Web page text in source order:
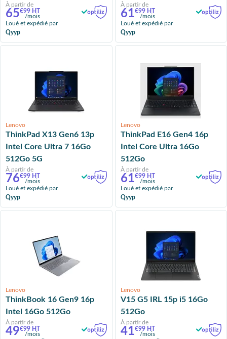
À partir de
65€99 HT
/mois
Loué et expédié par
Qyyp
À partir de
61€99 HT
/mois
Loué et expédié par
Qyyp
Lenovo
ThinkPad X13 Gen6 13p
Intel Core Ultra 7 16Go
512Go 5G
À partir de
76€99 HT
/mois
Loué et expédié par
Qyyp
Lenovo
ThinkPad E16 Gen4 16p
Intel Core Ultra 16Go
512Go
À partir de
61€99 HT
/mois
Loué et expédié par
Qyyp
Lenovo
ThinkBook 16 Gen9 16p
Intel 16Go 512Go
À partir de
49€99 HT
/mois
Lenovo
V15 G5 IRL 15p i5 16Go
512Go
À partir de
41€99 HT
/mois